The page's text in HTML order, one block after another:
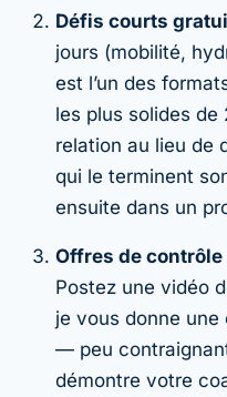
Défis courts
jours (mobilité,
est l’un des
les plus solides
relation au lieu de
qui le terminent
ensuite dans un
Offres de contrôle
Postez une vidéo
je vous donne
— peu
démontre votre